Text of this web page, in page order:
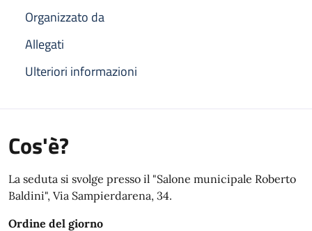
Organizzato da
Allegati
Ulteriori informazioni
Cos'è?
La seduta si svolge presso il "Salone municipale Roberto
Baldini", Via Sampierdarena, 34.
Ordine del giorno